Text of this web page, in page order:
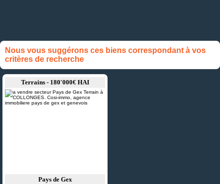
Nous vous suggérons ces biens correspondant à vos
critères de recherche
Terrains - 180'000€ HAI
Pays de Gex